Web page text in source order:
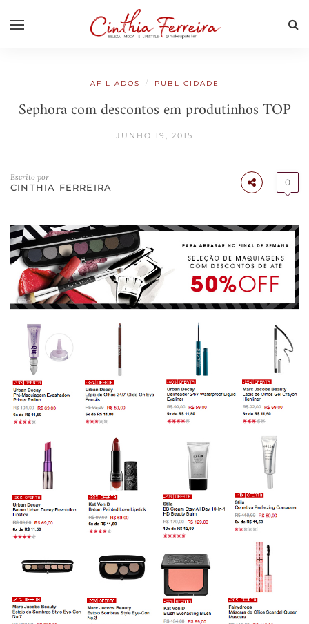
AFILIADOS / PUBLICIDADE
Sephora com descontos em produtinhos TOP
JUNHO 19, 2015
Escrito por
CINTHIA FERREIRA 0